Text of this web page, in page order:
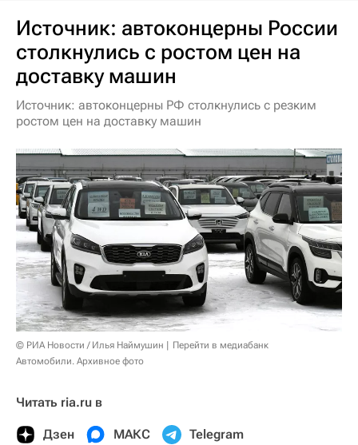
Источник: автоконцерны России
столкнулись с ростом цен на
доставку машин
Источник: автоконцерны РФ столкнулись с резким
ростом цен на доставку машин
© РИА Новости / Илья Наймушин
Перейти в медиабанк
Автомобили. Архивное фото
Читать ria.ru в
Дзен МАКС Telegram